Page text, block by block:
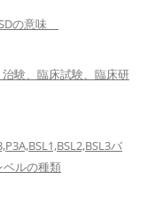
の意味
治験、臨床試験、臨床研
バ
ベルの種類